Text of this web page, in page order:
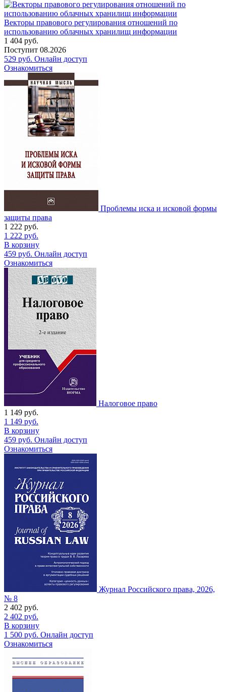
Векторы правового регулирования отношений по
использованию облачных хранилищ информации
1 404 руб.
Поступит 08.2026
529 руб. Онлайн доступ
Ознакомиться
Проблемы иска и исковой формы
защиты права
1 222 руб.
1 222 руб.
В корзину
459 руб. Онлайн доступ
Ознакомиться
Налоговое право
1 149 руб.
1 149 руб.
В корзину
459 руб. Онлайн доступ
Ознакомиться
Журнал Российского права, 2026,
№ 8
2 402 руб.
2 402 руб.
В корзину
1 500 руб. Онлайн доступ
Ознакомиться